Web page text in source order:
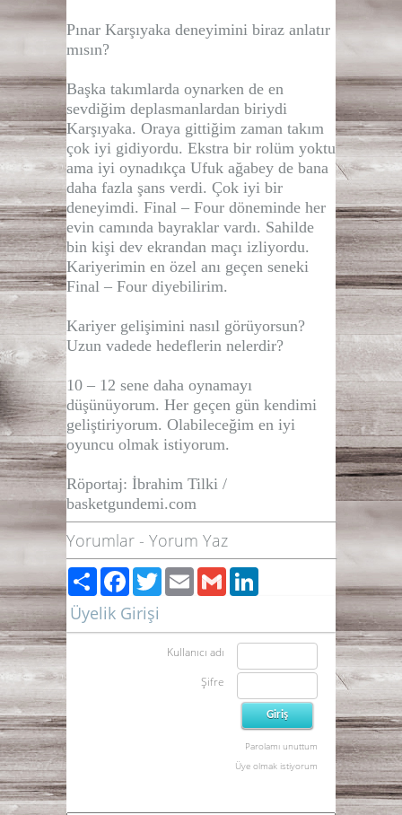
Pınar Karşıyaka deneyimini biraz anlatır
mısın?
Başka takımlarda oynarken de en
sevdiğim deplasmanlardan biriydi
Karşıyaka. Oraya gittiğim zaman takım
çok iyi gidiyordu. Ekstra bir rolüm yoktu
ama iyi oynadıkça Ufuk ağabey de bana
daha fazla şans verdi. Çok iyi bir
deneyimdi. Final – Four döneminde her
evin camında bayraklar vardı. Sahilde
bin kişi dev ekrandan maçı izliyordu.
Kariyerimin en özel anı geçen seneki
Final – Four diyebilirim.
Kariyer gelişimini nasıl görüyorsun?
Uzun vadede hedeflerin nelerdir?
10 – 12 sene daha oynamayı
düşünüyorum. Her geçen gün kendimi
geliştiriyorum. Olabileceğim en iyi
oyuncu olmak istiyorum.
Röportaj: İbrahim Tilki /
basketgundemi.com
Yorumlar - Yorum Yaz
PaylaşFacebook
TwitterEmailGmail
Üyelik Girişi
Kullanıcı adı
Şifre
Parolamı unuttum
Üye olmak istiyorum